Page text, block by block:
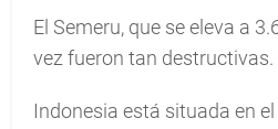
El Semeru, que se eleva a
vez fueron tan destructivas.
Indonesia está situada en